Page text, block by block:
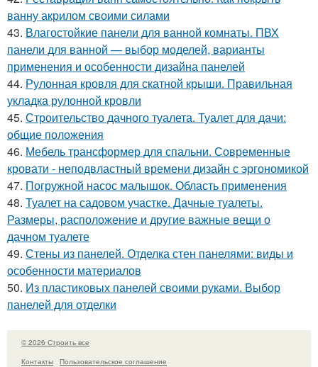
ванну акрилом своими силами
43. Влагостойкие панели для ванной комнаты. ПВХ
панели для ванной — выбор моделей, варианты
применения и особенности дизайна панелей
44. Рулонная кровля для скатной крыши. Правильная
укладка рулонной кровли
45. Строительство дачного туалета. Туалет для дачи:
общие положения
46. Мебель трансформер для спальни. Современные
кровати - неподвластный времени дизайн с эргономикой
47. Погружной насос малышок. Область применения
48. Туалет на садовом участке. Дачные туалеты.
Размеры, расположение и другие важные вещи о
дачном туалете
49. Стены из панелей. Отделка стен панелями: виды и
особенности материалов
50. Из пластиковых панелей своими руками. Выбор
панелей для отделки
© 2026 Строить все
Контакты
Пользовательское соглашение